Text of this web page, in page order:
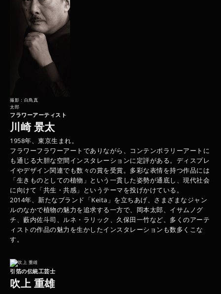
撮影：白鳥真
太郎
フラワーアーティスト
川崎 景太
1958年、東京生まれ。
フラワーフラワーアートでありながら、コンテンポラリーアートに
も通じる大胆な空間インスタレーションに定評がある。ディスプレ
イやデザイン関連でも数々の賞を受賞。多彩な表情を持つ作品には
「生きものとしての植物」という一貫した姿勢が通底し、現代社会
に向けて「共生・共感」というテーマを投げかけている。
2014年、新たなブランド「Keita」を立ちあげ、さまざまなジャン
ルのなかで植物の魅力を追求する一方で、岡本太郎、イサムノグ
チ、藪内佐斗司、ルネ・ラリック、久保田一竹など、多くのアーテ
ィストの作品の魅力を生かしたインスタレーションも数多くこな
す。
引箔の伝統工芸士
吹上 重雄